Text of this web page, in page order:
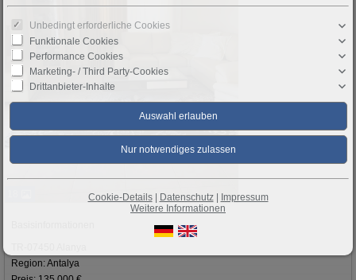
Region: Antalya
Unbedingt erforderliche Cookies
Funktionale Cookies
Performance Cookies
Marketing- / Third Party-Cookies
Drittanbieter-Inhalte
Cookie-Details| Datenschutz| Impressum
Weitere Informationen